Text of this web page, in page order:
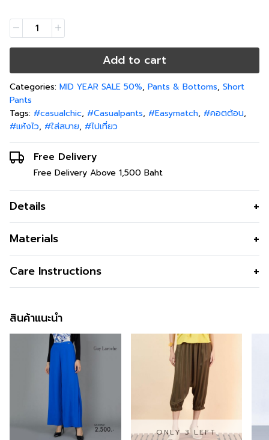
Add to cart
Categories: MID YEAR SALE 50%, Pants & Bottoms, Short
Pants
Tags: #casualchic, #Casualpants, #Easymatch, #คอตต้อน,
#แห้งไว, #ใส่สบาย, #ไปเที่ยว
Free Delivery
Free Delivery Above 1,500 Baht
Details
กางเกงขาสั้นผู้หญิง รุ่น Bermudas
Pants ใส่สบาย เคลื่อนไหวคล่องตัว
กางเกงขาสั้นผู้หญิง ขาสองส่วนรุ่น Bermudas Pants ทรง
สกินนี่ สีส้ม เนื้อผ้าคอตตอน
ข้อมูลสินค้าเพิ่มเติม
สนใจดูในหมวดอื่นที่ใกล้เคียงกัน
สามารถคลิกได้เลย
สามารถติตามข้อมูลข่าวสารของ C&D ได้ที่ >>Facebook
Page : C&D
สั่งซื้อได้แล้ววันนี้
สำหรับคุณที่ต้องการลองสินค้าของ C&D สามารถลองได้
Materials
สี
ความโปร่งใส
Care Instructions
สินค้าแนะนำ
ONLY 3 LEFT